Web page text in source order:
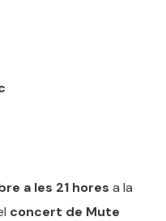
a les 21 horesa la
concert de Mute